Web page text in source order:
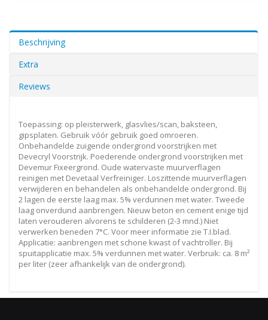
Beschrijving
Extra
Reviews
Toepassing: op pleisterwerk, glasvlies/scan, baksteen,
gipsplaten. Gebruik vóór gebruik goed omroeren.
Onbehandelde zuigende ondergrond voorstrijken met
Devecryl Voorstrijk. Poederende ondergrond voorstrijken met
Devemur Fixeergrond. Oude watervaste muurverflagen
reinigen met Devetaal Verfreiniger. Loszittende muurverflagen
verwijderen en behandelen als onbehandelde ondergrond. Bij
2 lagen de eerste laag max. 5% verdunnen met water. Tweede
laag onverdund aanbrengen. Nieuw beton en cement enige tijd
laten verouderen alvorens te schilderen (2-3 mnd.) Niet
verwerken beneden 7°C. Voor meer informatie zie T.I.blad.
Applicatie: aanbrengen met schone kwast of vachtroller. Bij
spuitapplicatie max. 5% verdunnen met water. Verbruik: ca. 8 m²
per liter (zeer afhankelijk van de ondergrond).